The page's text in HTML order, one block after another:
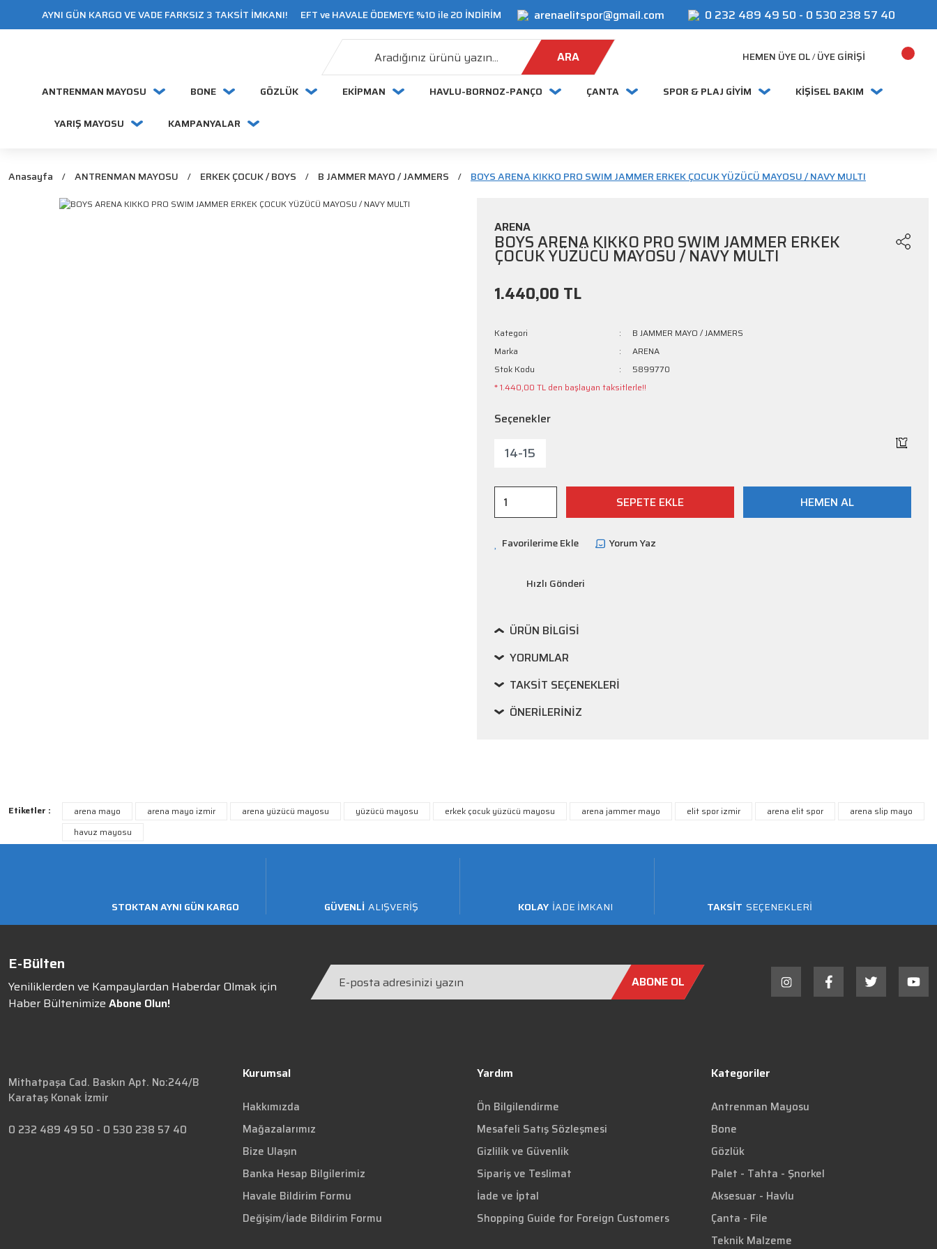
AYNI GÜN KARGO VE VADE FARKSIZ 3 TAKSİT İMKANI! EFT ve HAVALE ÖDEMEYE %10 ile 20 İNDİRİM arenaelitspor@gmail.com 0 232 489 49 50 - 0 530 238 57 40
ARA HEMEN ÜYE OL/ ÜYE GIRIŞI
ANTRENMAN MAYOSU BONE GÖZLÜK EKİPMAN HAVLU-BORNOZ-PANÇO ÇANTA SPOR & PLAJ GİYİM KİŞİSEL BAKIM
YARIŞ MAYOSU KAMPANYALAR
Anasayfa ANTRENMAN MAYOSU ERKEK ÇOCUK / BOYS B JAMMER MAYO / JAMMERS BOYS ARENA KIKKO PRO SWIM JAMMER ERKEK ÇOCUK YÜZÜCÜ MAYOSU / NAVY MULTI
ARENA
BOYS ARENA KIKKO PRO SWIM JAMMER ERKEK
ÇOCUK YÜZÜCÜ MAYOSU / NAVY MULTI
1.440,00 TL
Kategori
B JAMMER MAYO / JAMMERS
Marka
ARENA
Stok Kodu
5899770
* 1.440,00 TL den başlayan taksitlerle!!
Seçenekler
14-15
SEPETE EKLE HEMEN AL
Yorum Yaz
Hızlı Gönderi
ÜRÜN BILGISI
YORUMLAR
TAKSIT SEÇENEKLERI
ÖNERILERINIZ
Etiketler : arena mayo arena mayo izmir arena yüzücü mayosu yüzücü mayosu erkek çocuk yüzücü mayosu arena jammer mayo elit spor izmir arena elit spor
arena slip mayo
havuz mayosu
STOKTAN AYNI GÜN KARGO GÜVENLİ ALIŞVERİŞ KOLAY İADE İMKANI TAKSİT SEÇENEKLERİ
E-Bülten
Yeniliklerden ve Kampaylardan Haberdar Olmak için
Haber Bültenimize Abone Olun!
ABONE OL
Mithatpaşa Cad. Baskın Apt. No:244/B
Karataş Konak İzmir
0 232 489 49 50 - 0 530 238 57 40
Kurumsal
Hakkımızda
Mağazalarımız
Bize Ulaşın
Banka Hesap Bilgilerimiz
Havale Bildirim Formu
Değişim/İade Bildirim Formu
Yardım
Ön Bilgilendirme
Mesafeli Satış Sözleşmesi
Gizlilik ve Güvenlik
Sipariş ve Teslimat
İade ve İptal
Shopping Guide for Foreign Customers
Kategoriler
Antrenman Mayosu
Bone
Gözlük
Palet - Tahta - Şnorkel
Aksesuar - Havlu
Çanta - File
Teknik Malzeme